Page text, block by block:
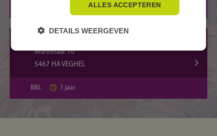
Muntelaar 10
5467 HA VEGHEL
BBL 1 jaar
ALLES ACCEPTEREN
DETAILS WEERGEVEN